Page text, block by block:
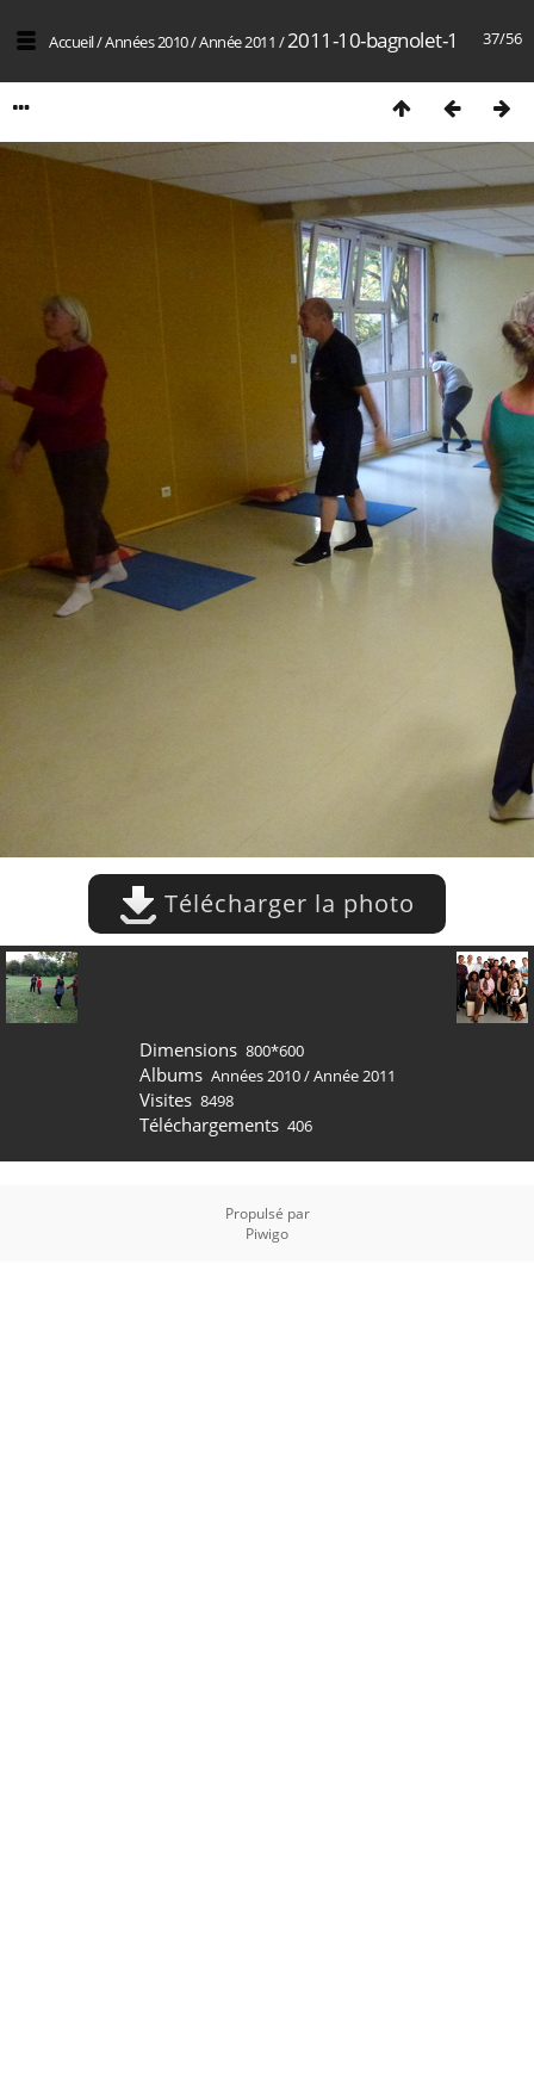
37/56
Accueil/Années 2010/Année 2011 /2011-10-bagnolet-1
Télécharger la photo
Dimensions 800*600
Albums Années 2010/Année 2011
Visites 8498
Téléchargements 406
Propulsé par
Piwigo